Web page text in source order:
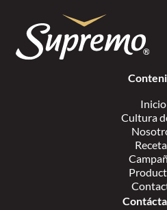
Inicio
Cultura